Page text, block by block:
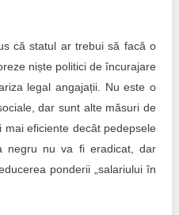
că statul ar trebui să facă o
niște politici de încurajare
legal angajații. Nu este o
dar sunt alte măsuri de
eficiente decât pedepsele
negru nu va fi eradicat, dar
ponderii „salariului în